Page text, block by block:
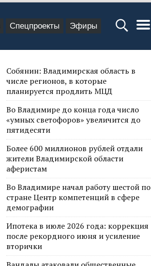
Спецпроекты Эфиры
Собянин: Владимирская область в
числе регионов, в которые
планируется продлить МЦД
Во Владимире до конца года число
«умных светофоров» увеличится до
пятидесяти
Более 600 миллионов рублей отдали
жители Владимирской области
аферистам
Во Владимире начал работу шестой по
стране Центр компетенций в сфере
демографии
Ипотека в июле 2026 года: коррекция
после рекордного июня и усиление
вторички